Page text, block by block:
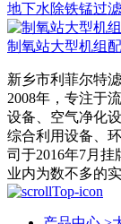
地下水除铁锰过
制氧站大型机组
新乡市利菲尔特
2008年，专注于
设备、空气净化
综合利用设备、
司于2016年7月
业内为数不多的